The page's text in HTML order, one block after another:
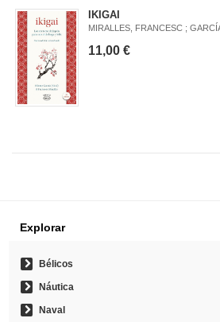
IKIGAI
MIRALLES, FRANCESC ;
11,00 €
Explorar
Bélicos
Náutica
Naval